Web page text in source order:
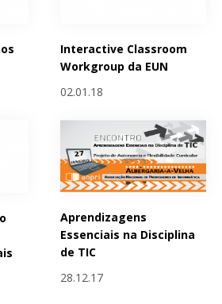
Interactive Classroom
Workgroup da EUN
02.01.18
Aprendizagens
Essenciais na Disciplina
de TIC
28.12.17